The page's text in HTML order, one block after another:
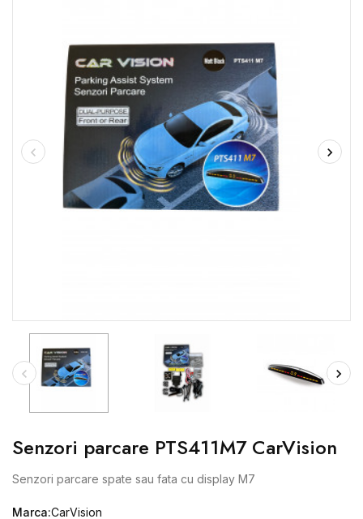
Senzori parcare PTS411M7 CarVision
Senzori parcare spate sau fata cu display M7
Marca:CarVision